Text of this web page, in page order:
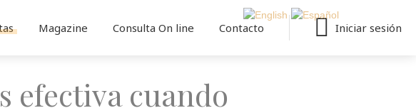
Magazine Consulta On line Contacto Iniciar sesión
efectiva cuando